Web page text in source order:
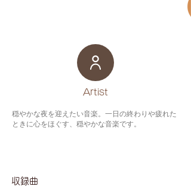
​Artist
穏やかな夜を迎えたい音楽。一日の終わりや疲れた
ときに心をほぐす、穏やかな音楽です。
​収録曲